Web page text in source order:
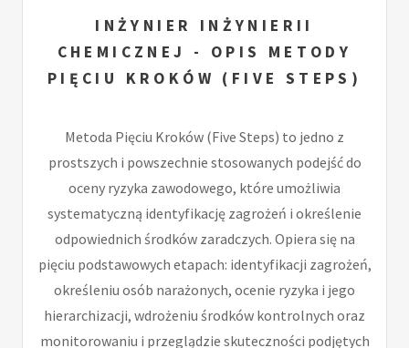
INŻYNIER INŻYNIERII
CHEMICZNEJ - OPIS METODY
PIĘCIU KROKÓW (FIVE STEPS)
Metoda Pięciu Kroków (Five Steps) to jedno z
prostszych i powszechnie stosowanych podejść do
oceny ryzyka zawodowego, które umożliwia
systematyczną identyfikację zagrożeń i określenie
odpowiednich środków zaradczych. Opiera się na
pięciu podstawowych etapach: identyfikacji zagrożeń,
określeniu osób narażonych, ocenie ryzyka i jego
hierarchizacji, wdrożeniu środków kontrolnych oraz
monitorowaniu i przeglądzie skuteczności podjętych